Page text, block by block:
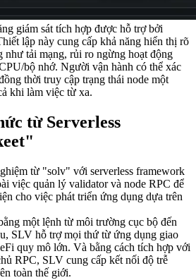
giám sát tích hợp được hỗ trợ bởi
lập này cung cấp khả năng hiển thị rõ
như tải mạng, rủi ro ngừng hoạt động
bộ nhớ. Người vận hành có thể xác
thời truy cập trạng thái node một
khi làm việc từ xa.
từ Serverless
từ "solv" với serverless framework
việc quản lý validator và node RPC để
cho việc phát triển ứng dụng dựa trên
một lệnh từ môi trường cục bộ đến
SLV hỗ trợ mọi thứ từ ứng dụng giao
quy mô lớn. Và bằng cách tích hợp với
RPC, SLV cung cấp kết nối độ trễ
toàn thế giới.